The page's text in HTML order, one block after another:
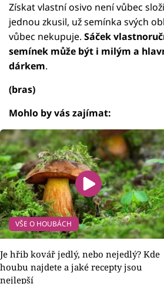
Získat vlastní osivo není vůbec
jednou zkusil, už semínka svých
vůbec nekupuje. Sáček
semínek může být i milým a
dárkem.
(bras)
Mohlo by vás zajímat:
VŠE O HOUBÁCH
Je hřib kovář jedlý, nebo nejedlý? Kde
houbu najdete a jaké recepty jsou
nejlepší